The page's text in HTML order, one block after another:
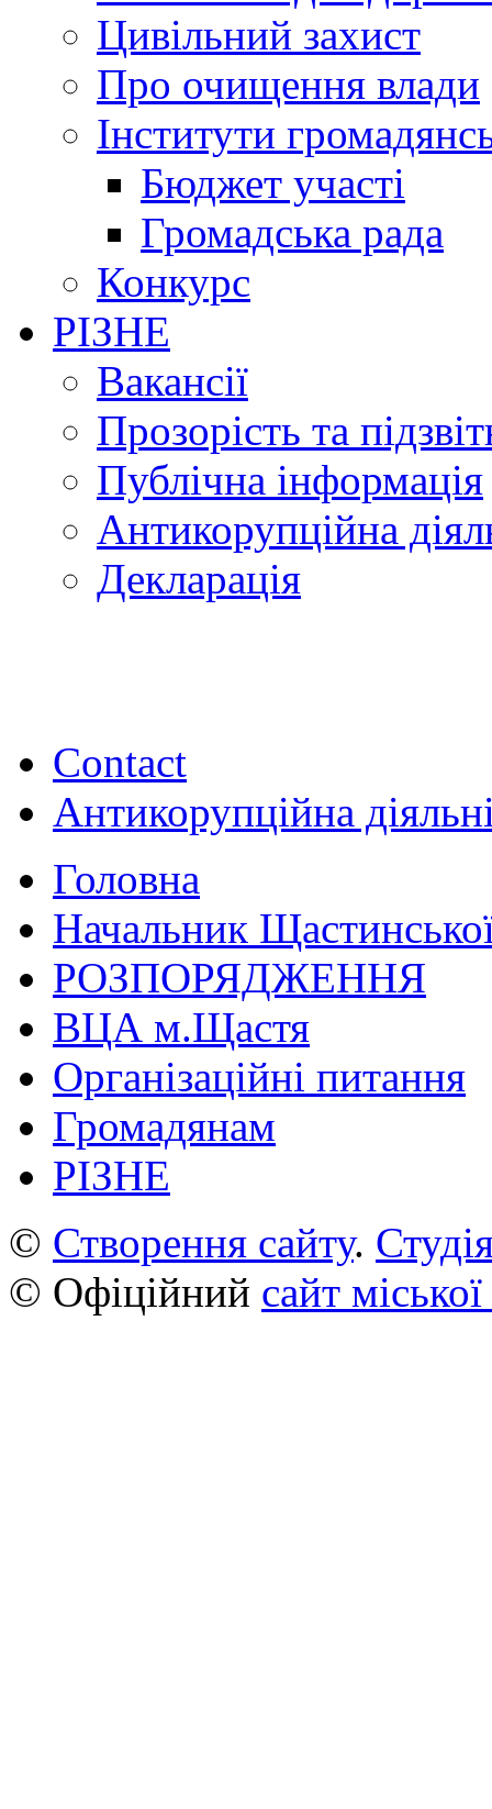
Цивільний захист
Про очищення влади
Інститути
Бюджет участі
Громадська рада
Конкурс
РІЗНЕ
Вакансії
Прозорість та
Публічна інформація
Антикорупційна
Декларація
Contact
Антикорупційна
Головна
Начальник
РОЗПОРЯДЖЕННЯ
ВЦА м.Щастя
Організаційні питання
Громадянам
РІЗНЕ
© Створення сайту.
© Офіційний сайт